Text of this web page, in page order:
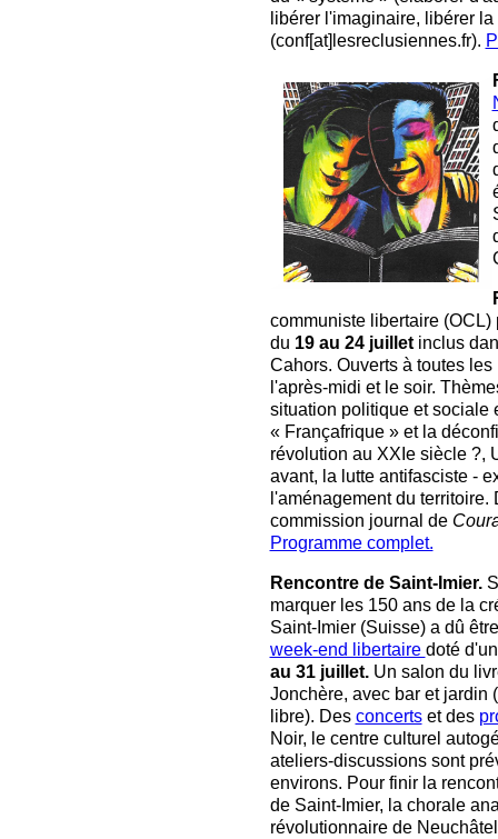
libérer l'imaginaire, libérer
(conf[at]lesreclusiennes.fr).
communiste libertaire
du 19 au 24 juilletinclus
Cahors. Ouverts à toutes
l'après-midi et le soir.
situation politique et sociale
« Françafrique » et la
révolution au XXIe siècle ?,
avant, la lutte antifasciste -
l'aménagement du
commission journal de
Programme complet.
Rencontre de Saint-Imier.
marquer les 150 ans de la
Saint-Imier (Suisse) a dû
week-end libertaire doté
au 31 juillet.Un salon du
Jonchère, avec bar et jardin
libre). Des concertset des
Noir, le centre culturel
ateliers-discussions sont
environs. Pour finir la
de Saint-Imier, la chorale
révolutionnaire de